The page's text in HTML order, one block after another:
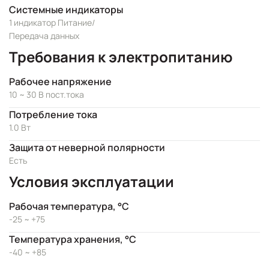
Системные индикаторы
1 индикатор Питание/
Передача данных
Требования к электропитанию
Рабочее напряжение
10 ~ 30 В пост.тока
Потребление тока
1.0 Вт
Защита от неверной полярности
Есть
Условия эксплуатации
Рабочая температура, °C
-25 ~ +75
Температура хранения, °C
-40 ~ +85